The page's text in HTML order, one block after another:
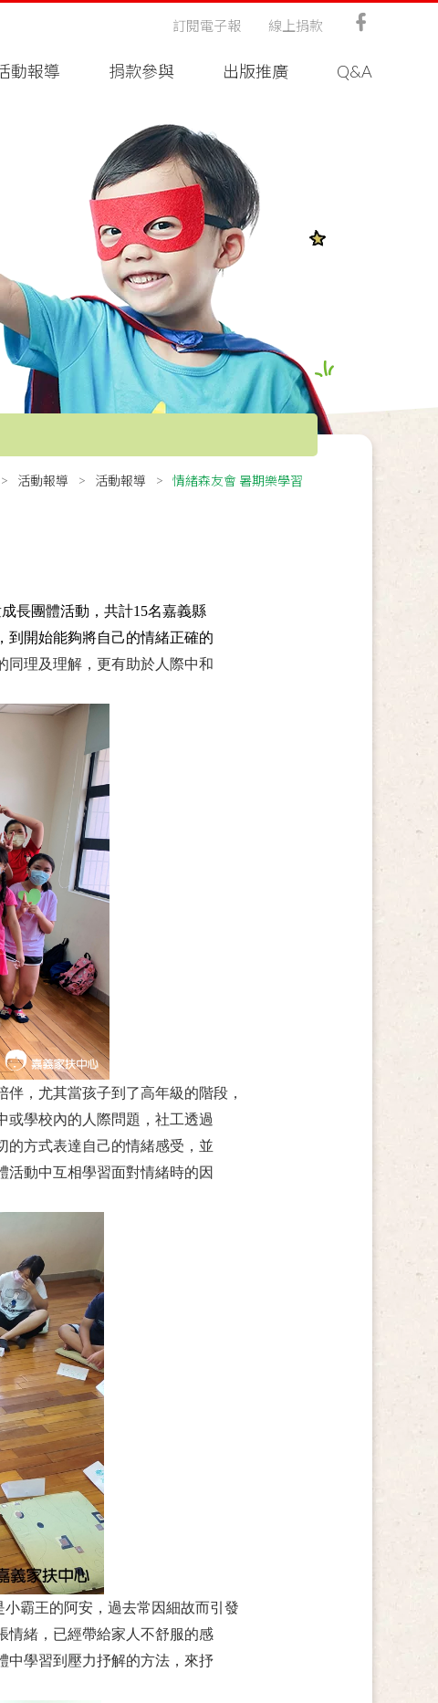
動報導 捐款參與 出版推廣 Q&A
訂閱電子報 線上捐款
活動報導 活動報導 情緒森友會 暑期樂學習
長團體活動，共計15名嘉義縣
到開始能夠將自己的情緒正確的
同理及理解，更有助於人際中和
，尤其當孩子到了高年級的階段，
或學校內的人際問題，社工透過
的方式表達自己的情緒感受，並
動中互相學習面對情緒時的因
霸王的阿安，過去常因細故而引發
情緒，已經帶給家人不舒服的感
中學習到壓力抒解的方法，來抒